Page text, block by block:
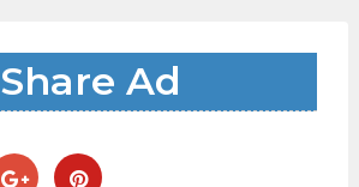
Share Ad